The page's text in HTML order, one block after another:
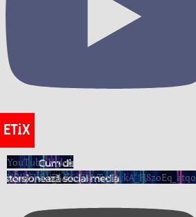
YouTube Video
UCIh5KRIiZLE6oSMrTpjDvkA_H8zoEq_atqo